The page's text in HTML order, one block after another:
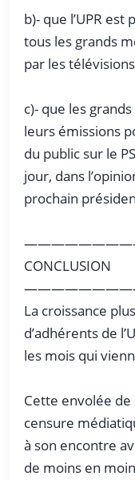
b)- que l’UPR
tous les grands
par les
c)- que les
leurs émissions
du public sur le
jour, dans
prochain
CONCLUSION
La croissance
d’adhérents de
les mois qui
Cette envolée de
censure
à son encontre
de moins en